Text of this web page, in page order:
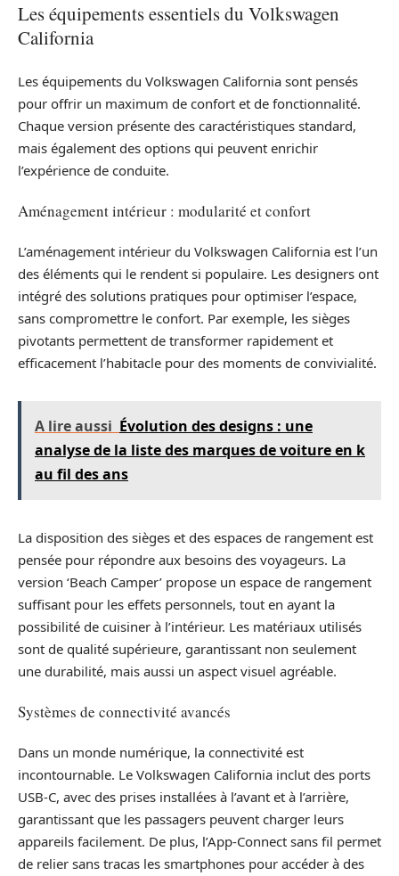
Les équipements essentiels du Volkswagen
California
Les équipements du Volkswagen California sont pensés
pour offrir un maximum de confort et de fonctionnalité.
Chaque version présente des caractéristiques standard,
mais également des options qui peuvent enrichir
l’expérience de conduite.
Aménagement intérieur : modularité et confort
L’aménagement intérieur du Volkswagen California est l’un
des éléments qui le rendent si populaire. Les designers ont
intégré des solutions pratiques pour optimiser l’espace,
sans compromettre le confort. Par exemple, les sièges
pivotants permettent de transformer rapidement et
efficacement l’habitacle pour des moments de convivialité.
A lire aussi Évolution des designs : une
analyse de la liste des marques de voiture en k
au fil des ans
La disposition des sièges et des espaces de rangement est
pensée pour répondre aux besoins des voyageurs. La
version ‘Beach Camper’ propose un espace de rangement
suffisant pour les effets personnels, tout en ayant la
possibilité de cuisiner à l’intérieur. Les matériaux utilisés
sont de qualité supérieure, garantissant non seulement
une durabilité, mais aussi un aspect visuel agréable.
Systèmes de connectivité avancés
Dans un monde numérique, la connectivité est
incontournable. Le Volkswagen California inclut des ports
USB-C, avec des prises installées à l’avant et à l’arrière,
garantissant que les passagers peuvent charger leurs
appareils facilement. De plus, l’App-Connect sans fil permet
de relier sans tracas les smartphones pour accéder à des